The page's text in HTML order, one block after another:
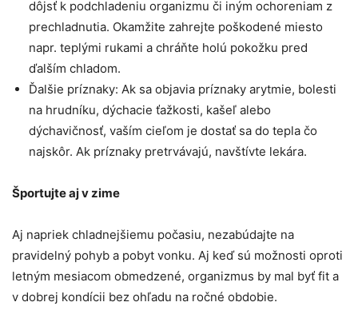
dôjsť k podchladeniu organizmu či iným ochoreniam z
prechladnutia. Okamžite zahrejte poškodené miesto
napr. teplými rukami a chráňte holú pokožku pred
ďalším chladom.
Ďalšie príznaky: Ak sa objavia príznaky arytmie, bolesti
na hrudníku, dýchacie ťažkosti, kašeľ alebo
dýchavičnosť, vaším cieľom je dostať sa do tepla čo
najskôr. Ak príznaky pretrvávajú, navštívte lekára.
Športujte aj v zime
Aj napriek chladnejšiemu počasiu, nezabúdajte na
pravidelný pohyb a pobyt vonku. Aj keď sú možnosti oproti
letným mesiacom obmedzené, organizmus by mal byť fit a
v dobrej kondícii bez ohľadu na ročné obdobie.